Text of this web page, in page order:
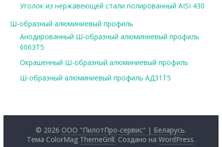
Уголок из нержавеющей стали полированный AISI 430
Ш-образный алюминиевый профиль
Анодированный Ш-образный алюминиевый профиль
6063Т5
Окрашенный Ш-образный алюминиевый профиль
Ш-образный алюминиевый профиль АД31Т5
© 2026 ООО "ПилотПро-сервис" | Беларусь.
Тема ColorMag ThemeGrill. Создано на WordPress.